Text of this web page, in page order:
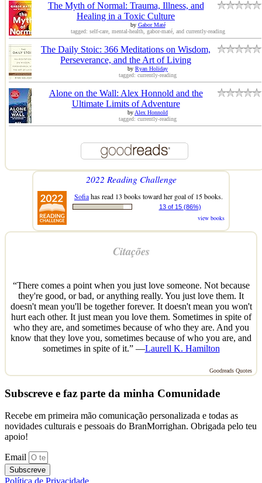
The Myth of Normal: Trauma, Illness, and
Healing in a Toxic Culture
by Gabor Maté
tagged: self-care, mental-health, gabor-maté, and currently-reading
The Daily Stoic: 366 Meditations on Wisdom,
Perseverance, and the Art of Living
by Ryan Holiday
tagged: currently-reading
Alone on the Wall: Alex Honnold and the
Ultimate Limits of Adventure
byAlex Honnold
tagged: currently-reading
2022 Reading Challenge
Sofiahas read 13 books toward her goal of 15 books.
13 of 15 (86%)
view books
Citações
“There comes a point when you just love someone. Not because
they're good, or bad, or anything really. You just love them. It
doesn't mean you'll be together forever. It doesn't mean you won't
hurt each other. It just mean you love them. Sometimes in spite of
who they are, and sometimes because of who they are. And you
know that they love you, sometimes because of who you are, and
sometimes in spite of it.” —Laurell K. Hamilton
Goodreads Quotes
Subscreve e faz parte da minha Comunidade
Recebe em primeira mão comunicação personalizada e todas as
novidades culturais e pessoais do BranMorrighan. Obrigada pelo teu
apoio!
Email
Subscreve